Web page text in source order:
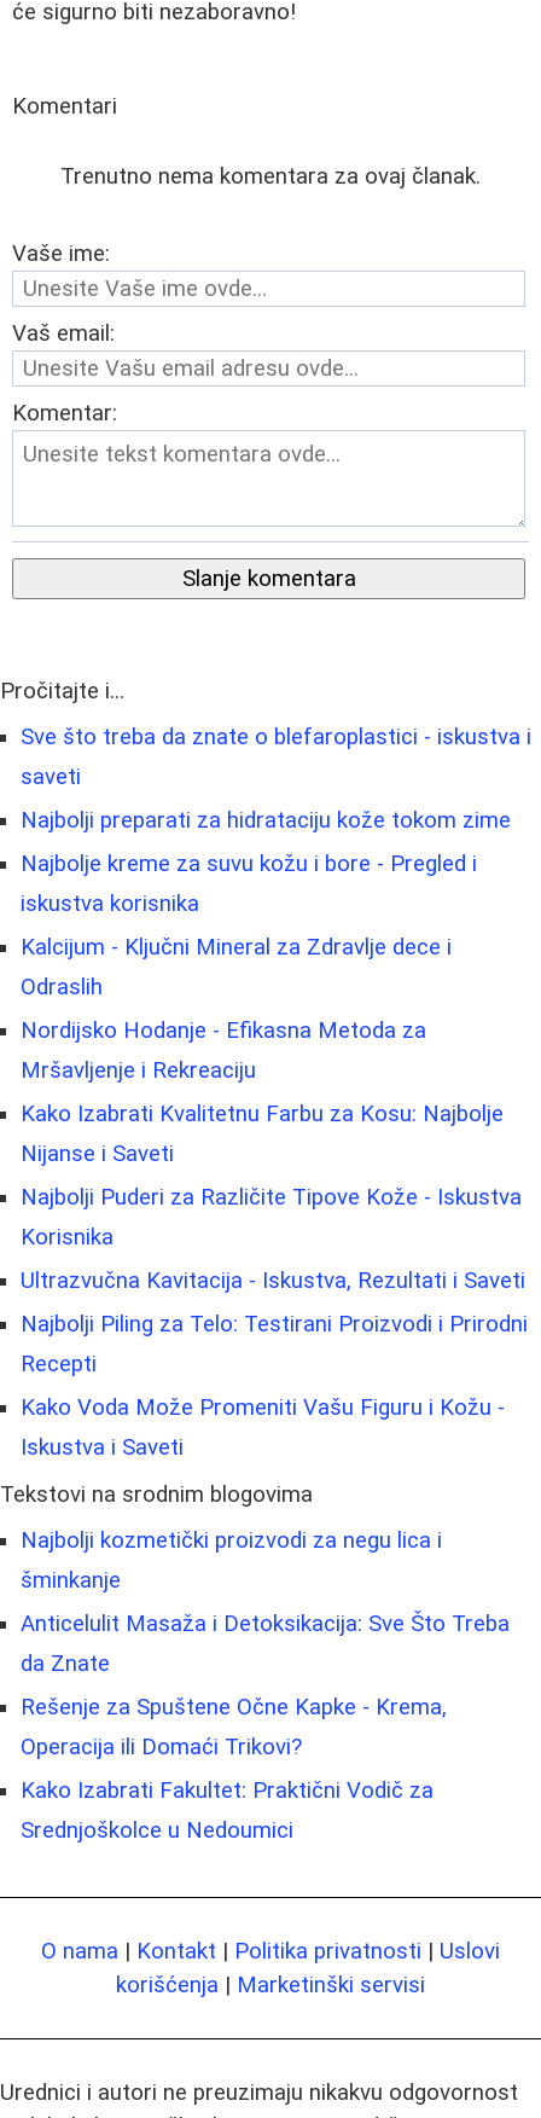
će sigurno biti nezaboravno!
Komentari
Trenutno nema komentara za ovaj članak.
Vaše ime:
Vaš email:
Komentar:
Slanje komentara
Pročitajte i...
Sve što treba da znate o blefaroplastici - iskustva i
saveti
Najbolji preparati za hidrataciju kože tokom zime
Najbolje kreme za suvu kožu i bore - Pregled i
iskustva korisnika
Kalcijum - Ključni Mineral za Zdravlje dece i
Odraslih
Nordijsko Hodanje - Efikasna Metoda za
Mršavljenje i Rekreaciju
Kako Izabrati Kvalitetnu Farbu za Kosu: Najbolje
Nijanse i Saveti
Najbolji Puderi za Različite Tipove Kože - Iskustva
Korisnika
Ultrazvučna Kavitacija - Iskustva, Rezultati i Saveti
Najbolji Piling za Telo: Testirani Proizvodi i Prirodni
Recepti
Kako Voda Može Promeniti Vašu Figuru i Kožu -
Iskustva i Saveti
Tekstovi na srodnim blogovima
Najbolji kozmetički proizvodi za negu lica i
šminkanje
Anticelulit Masaža i Detoksikacija: Sve Što Treba
da Znate
Rešenje za Spuštene Očne Kapke - Krema,
Operacija ili Domaći Trikovi?
Kako Izabrati Fakultet: Praktični Vodič za
Srednjoškolce u Nedoumici
O nama | Kontakt | Politika privatnosti | Uslovi
korišćenja | Marketinški servisi
Urednici i autori ne preuzimaju nikakvu odgovornost